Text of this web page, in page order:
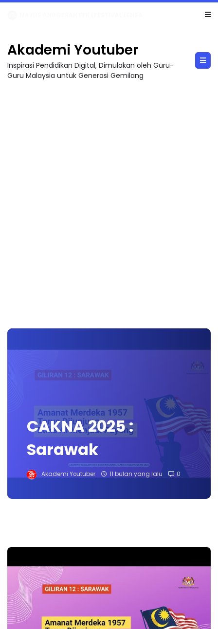
Akademi Youtuber
Inspirasi Pendidikan Digital, Dimulakan oleh Guru-
Guru Malaysia untuk Generasi Gemilang
CAKNA 2025 :
Sarawak
Akademi Youtuber 11 bulan yang lalu 0